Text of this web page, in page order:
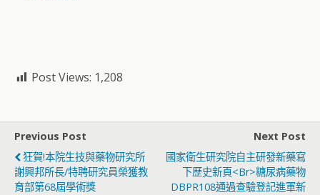
Post Views: 1,208
Previous Post
狂賀!本院生技與藥物研究所
謝興邦所長/特聘研究員榮獲教
育部第68屆學術獎
Next Post
國家衛生研究院自主研發新藥寫
下歷史新頁<br>糖尿病藥物
DBPR108通過查驗登記進軍新